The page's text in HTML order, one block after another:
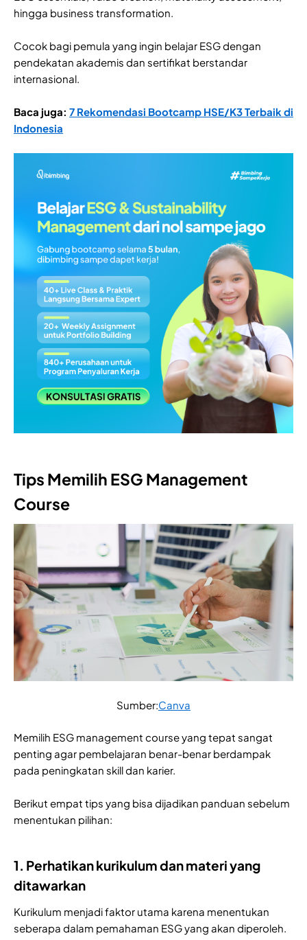
hingga business transformation.
Cocok bagi pemula yang ingin belajar ESG dengan
pendekatan akademis dan sertifikat berstandar
internasional.
Baca juga: 7 Rekomendasi Bootcamp HSE/K3 Terbaik di
Indonesia
Tips Memilih ESG Management
Course
Sumber:Canva
Memilih ESG management course yang tepat sangat
penting agar pembelajaran benar-benar berdampak
pada peningkatan skill dan karier.
Berikut empat tips yang bisa dijadikan panduan sebelum
menentukan pilihan:
1. Perhatikan kurikulum dan materi yang
ditawarkan
Kurikulum menjadi faktor utama karena menentukan
seberapa dalam pemahaman ESG yang akan diperoleh.